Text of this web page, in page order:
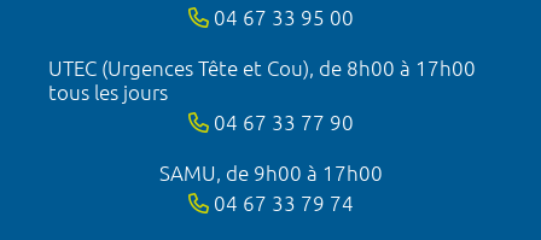
04 67 33 95 00
UTEC (Urgences Tête et Cou), de 8h00 à 17h00
tous les jours
04 67 33 77 90
SAMU, de 9h00 à 17h00
04 67 33 79 74